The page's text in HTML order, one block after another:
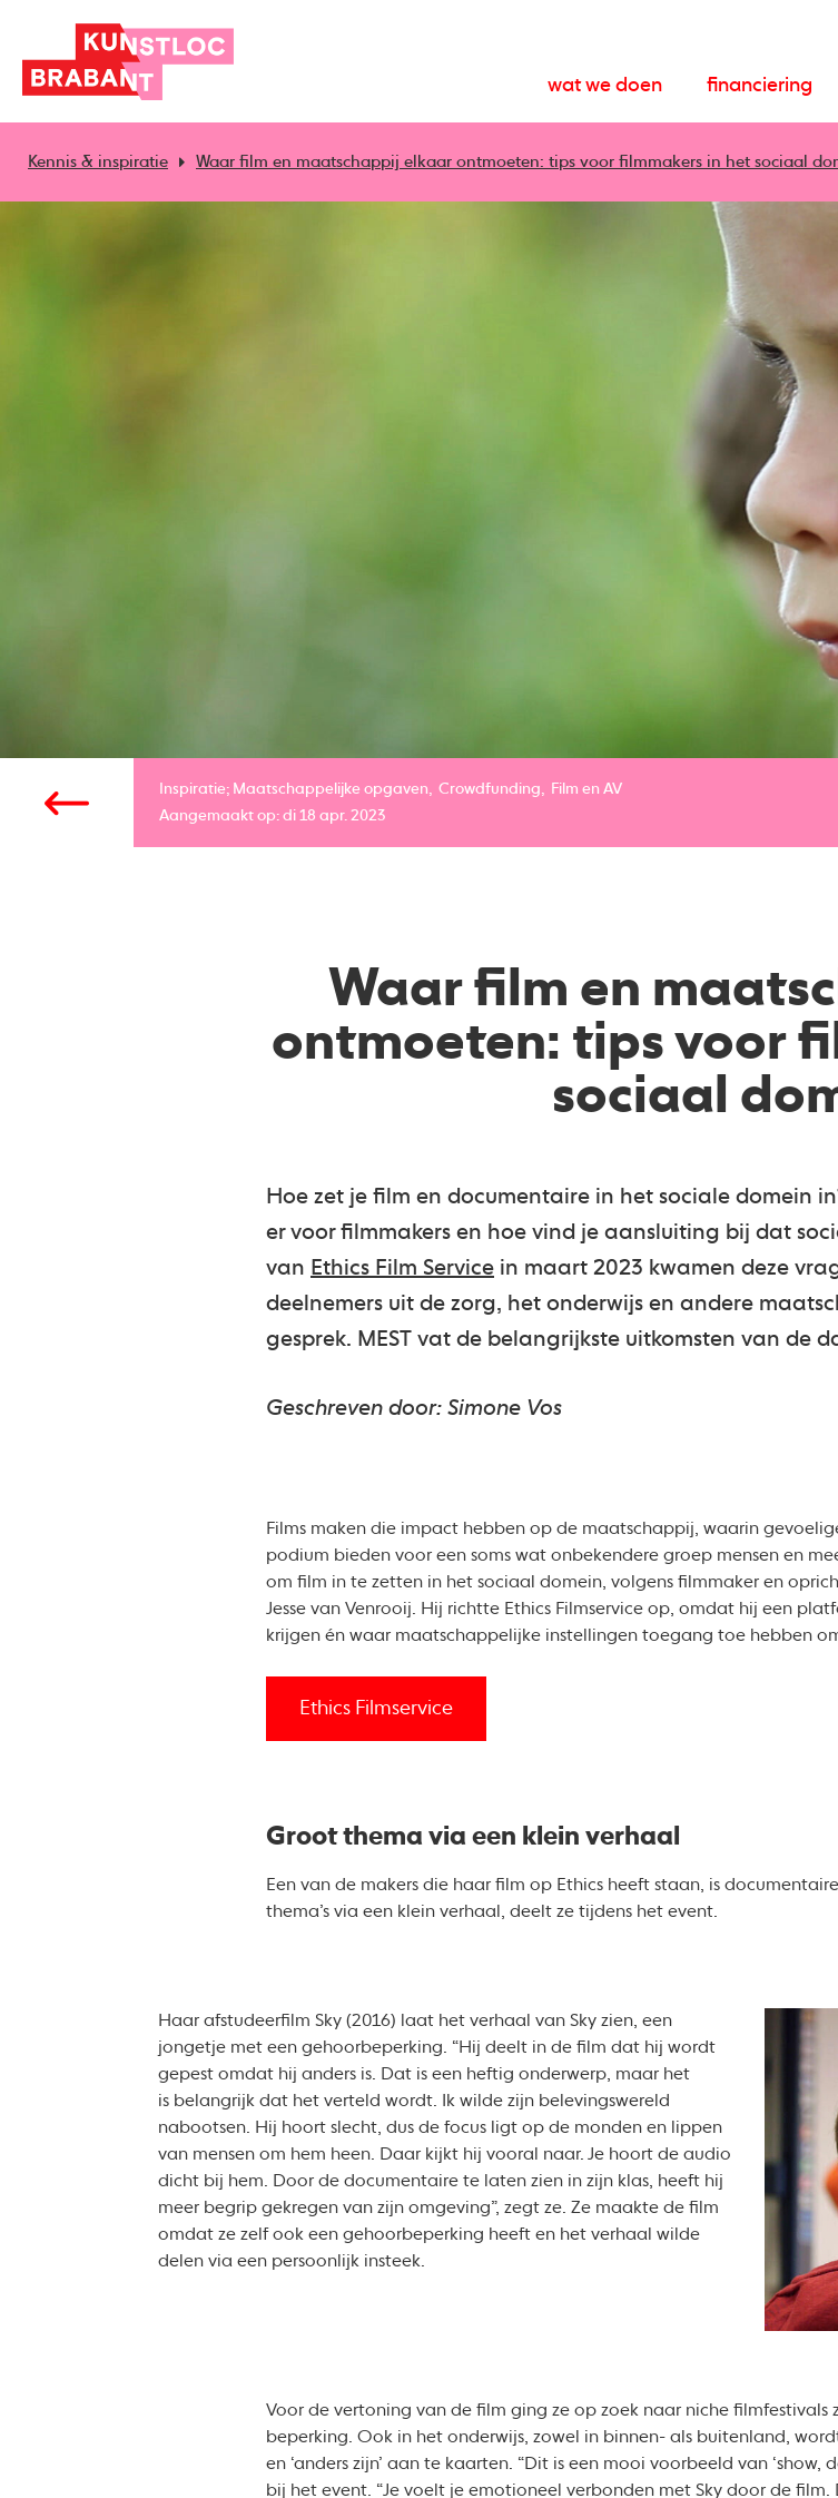
wat we doen financiering
Kennis & inspiratie Waar film en maatschappij elkaar ontmoeten: tips voor filmmakers in het sociaal
Inspiratie; Maatschappelijke opgaven Crowdfunding
Film en AV
Aangemaakt op: di 18 apr. 2023
Waar film en
ontmoeten: tips voor
sociaal
Hoe zet je film en documentaire in het sociale domein
er voor filmmakers en hoe vind je aansluiting bij dat
van Ethics Film Service in maart 2023 kwamen deze
deelnemers uit de zorg, het onderwijs en andere
gesprek. MEST vat de belangrijkste uitkomsten van de
Geschreven door: Simone Vos
Films maken die impact hebben op de maatschappij, waarin
podium bieden voor een soms wat onbekendere groep mensen en
om film in te zetten in het sociaal domein, volgens filmmaker en
Jesse van Venrooij. Hij richtte Ethics Filmservice op, omdat hij een
krijgen én waar maatschappelijke instellingen toegang toe hebben
Ethics Filmservice
Groot thema via een klein verhaal
Een van de makers die haar film op Ethics heeft staan, is
thema’s via een klein verhaal, deelt ze tijdens het event.
Haar afstudeerfilm Sky (2016) laat het verhaal van Sky zien, een
jongetje met een gehoorbeperking. “Hij deelt in de film dat hij wordt
gepest omdat hij anders is. Dat is een heftig onderwerp, maar het
is belangrijk dat het verteld wordt. Ik wilde zijn belevingswereld
nabootsen. Hij hoort slecht, dus de focus ligt op de monden en lippen
van mensen om hem heen. Daar kijkt hij vooral naar. Je hoort de audio
dicht bij hem. Door de documentaire te laten zien in zijn klas, heeft hij
meer begrip gekregen van zijn omgeving”, zegt ze. Ze maakte de film
omdat ze zelf ook een gehoorbeperking heeft en het verhaal wilde
delen via een persoonlijk insteek.
Voor de vertoning van de film ging ze op zoek naar niche filmfestivals
beperking. Ook in het onderwijs, zowel in binnen- als buitenland,
en ‘anders zijn’ aan te kaarten. “Dit is een mooi voorbeeld van
bij het event. “Je voelt je emotioneel verbonden met Sky door de